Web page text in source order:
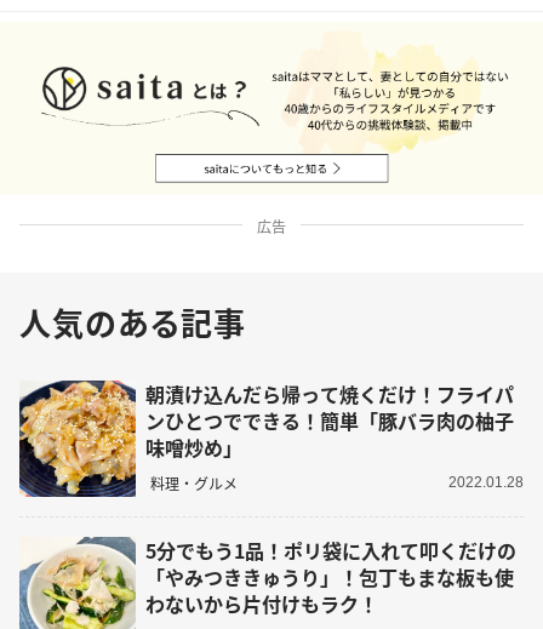
広告
人気のある記事
朝漬け込んだら帰って焼くだけ！フライパ
ンひとつでできる！簡単「豚バラ肉の柚子
味噌炒め」
料理・グルメ 2022.01.28
5分でもう1品！ポリ袋に入れて叩くだけの
「やみつききゅうり」！包丁もまな板も使
わないから片付けもラク！